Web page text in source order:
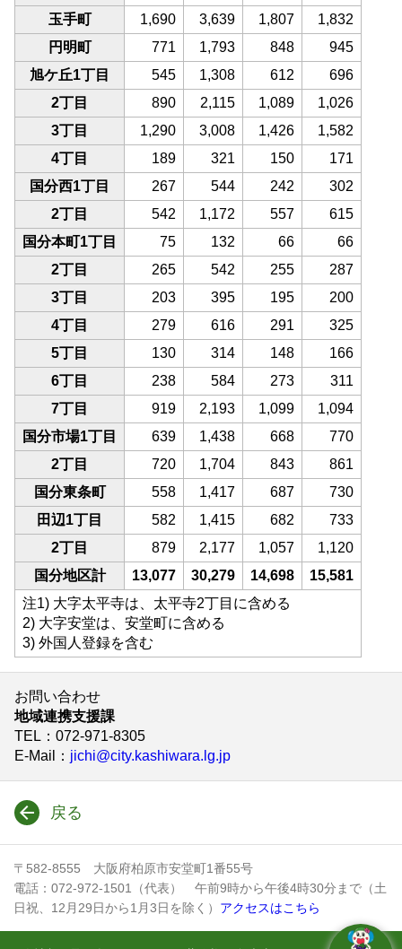
玉手町
1,690 3,639 1,807
1,832
円明町
771 1,793 848
945
旭ケ丘1丁目
545 1,308 612
696
2丁目
890 2,115 1,089
1,026
3丁目
1,290 3,008 1,426
1,582
4丁目
189 321 150
171
国分西1丁目
267 544 242
302
2丁目
542 1,172 557
615
国分本町1丁目
75 132 66
66
2丁目
265 542 255
287
3丁目
203 395 195
200
4丁目
279 616 291
325
5丁目
130 314 148
166
6丁目
238 584 273
311
7丁目
919 2,193 1,099
1,094
国分市場1丁目
639 1,438 668
770
2丁目
720 1,704 843
861
国分東条町
558 1,417 687
730
田辺1丁目
582 1,415 682
733
2丁目
879 2,177 1,057
1,120
国分地区計
13,077 30,279 14,698
15,581
注1) 大字太平寺は、太平寺2丁目に含める
2) 大字安堂は、安堂町に含める
3) 外国人登録を含む
お問い合わせ
地域連携支援課
TEL ：072-971-8305
E-Mail
： jichi@city.kashiwara.lg.jp
戻る
〒582-8555 大阪府柏原市安堂町1番55号
電話：072-972-1501（代表） 午前9時から午後4時30分まで（土
日祝、12月29日から1月3日を除く） アクセスはこちら